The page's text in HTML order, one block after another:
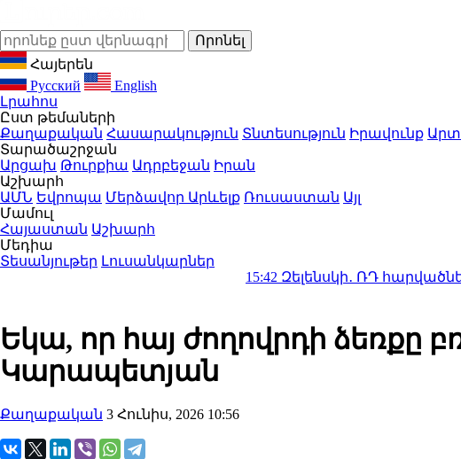
Հայերեն
Русский
English
Լրահոս
Ըստ թեմաների
Քաղաքական Հասարակություն Տնտեսություն Իրավունք
Տարածաշրջան
Արցախ Թուրքիա Ադրբեջան Իրան
Աշխարհ
ԱՄՆ Եվրոպա Մերձավոր Արևելք Ռուսաստան Այլ
Մամուլ
Հայաստան Աշխարհ
Մեդիա
Տեսանյութեր Լուսանկարներ
Զելենսկի․ ՌԴ հարվածները
Եկա, որ հայ ժողովրդի ձեռքը
Կարապետյան
Քաղաքական 3 Հունիս, 2026 10:56